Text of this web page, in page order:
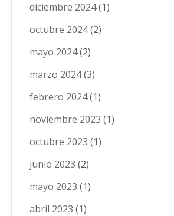
diciembre 2024(1)
octubre 2024(2)
mayo 2024(2)
marzo 2024(3)
febrero 2024(1)
noviembre 2023 (1)
octubre 2023 (1)
junio 2023 (2)
mayo 2023 (1)
abril 2023 (1)